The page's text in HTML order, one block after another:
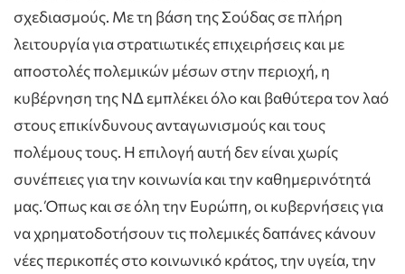
σχεδιασμούς. Με τη βάση της Σούδας σε πλήρη
λειτουργία για στρατιωτικές επιχειρήσεις και με
αποστολές πολεμικών μέσων στην περιοχή, η
κυβέρνηση της ΝΔ εμπλέκει όλο και βαθύτερα τον λαό
στους επικίνδυνους ανταγωνισμούς και τους
πολέμους τους. Η επιλογή αυτή δεν είναι χωρίς
συνέπειες για την κοινωνία και την καθημερινότητά
μας. Όπως και σε όλη την Ευρώπη, οι κυβερνήσεις για
να χρηματοδοτήσουν τις πολεμικές δαπάνες κάνουν
νέες περικοπές στο κοινωνικό κράτος, την υγεία, την